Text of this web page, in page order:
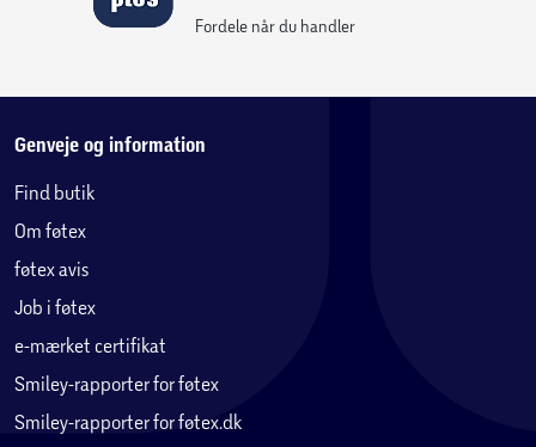
Fordele når du handler
Genveje og information
Find butik
Om føtex
føtex avis
Job i føtex
e-mærket certifikat
Smiley-rapporter for føtex
Smiley-rapporter for føtex.dk